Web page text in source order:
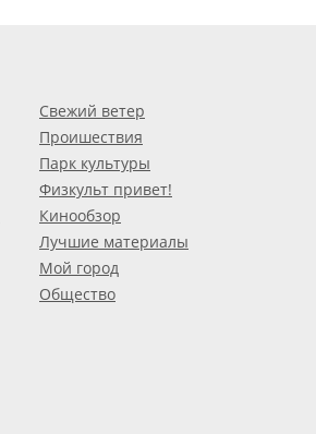
Свежий ветер
Проишествия
Парк культуры
Физкульт привет!
Кинообзор
Лучшие материалы
Мой город
Общество